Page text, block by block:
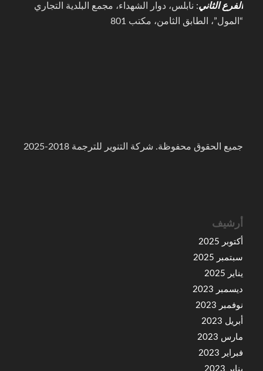
الفرع الثاني: نابلس، دوار الشهداء، مجمع البلدية التجاري
“المول”، الطابق الثامن، مكتب 801
جميع الحقوق محفوظة. شركة التنوير للترجمة 2018-2025
أرشيف
أكتوبر 2025
سبتمبر 2025
يناير 2025
ديسمبر 2023
نوفمبر 2023
أبريل 2023
مارس 2023
فبراير 2023
يناير 2023